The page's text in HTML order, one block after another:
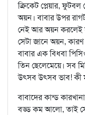
ক্রিকেট প্লেয়ার,
অয়ন। বাবার উপর
নেই আর অয়ন করলেই
সেটা জানে অয়ন,
বাবার এক বিধবা
তিন ছেলেমেয়ে। সব
উৎসব উৎসব ভাব! কী
বাবাদের কান্ড
বড্ড কম আলো, তাই সে